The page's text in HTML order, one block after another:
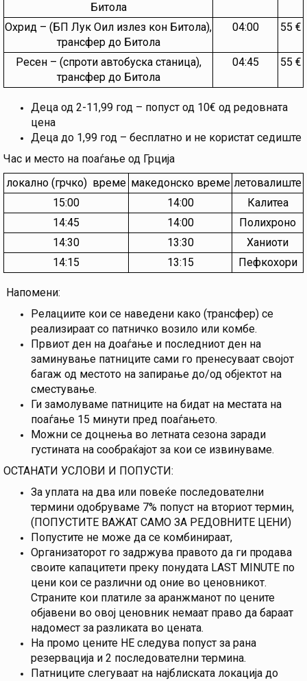
Битола
Охрид – (БП Лук Оил излез кон Битола),
трансфер до Битола
04:00 55 €
Ресен – (спроти автобуска станица),
трансфер до Битола
04:45 55 €
Деца од 2-11,99 год – попуст од 10€ од редовната
цена
Деца до 1,99 год – бесплатно и не користат седиште
Час и место на поаѓање од Грција
локално (грчко) време македонско време летовалиште
15:00
14:00
Калитеа
14:45
14:00
Полихроно
14:30
13:30
Ханиоти
14:15
13:15 Пефкохори
Напомени:
Релациите кои се наведени како (трансфер) се
реализираат со патничко возило или комбе.
Првиот ден на доаѓање и последниот ден на
заминување патниците сами го пренесуваат својот
багаж од местото на запирање до/од објектот на
сместување.
Ги замолуваме патниците на бидат на местата на
поаѓање 15 минути пред поаѓањето.
Можни се доцнења во летната сезона заради
густината на сообраќајот за кои се извинуваме.
ОСТАНАТИ УСЛОВИ И ПОПУСТИ:
За уплата на два или повеќе последователни
термини одобруваме 7% попуст на вториот термин,
(ПОПУСТИТЕ ВАЖАТ САМО ЗА РЕДОВНИТЕ ЦЕНИ)
Попустите не може да се комбинираат,
Организаторот го задржува правото да ги продава
своите капацитети преку понудата LAST MINUTE по
цени кои се различни од оние во ценовникот.
Страните кои платиле за аранжманот по цените
објавени во овој ценовник немаат право да бараат
надомест за разликата во цената.
На промо цените НЕ следува попуст за рана
резервација и 2 последователни термина.
Патниците слегуваат на најблиската локација до